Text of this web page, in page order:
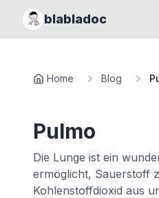
blabladoc
Home Blog
Pulmo
Die Lunge ist ein
ermöglicht, Sauerstoff
Kohlenstoffdioxid aus